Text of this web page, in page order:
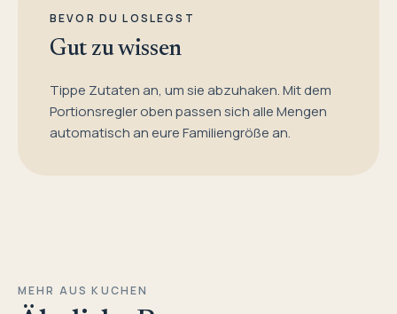
BEVOR DU LOSLEGST
Gut zu wissen
Tippe Zutaten an, um sie abzuhaken. Mit dem
Portionsregler oben passen sich alle Mengen
automatisch an eure Familiengröße an.
MEHR AUS KUCHEN